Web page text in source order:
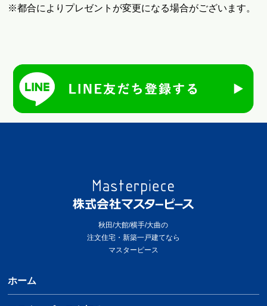
※都合によりプレゼントが変更になる場合がございます。
秋田/大館/横手/大曲の
注文住宅・新築一戸建てなら
マスターピース
ホーム